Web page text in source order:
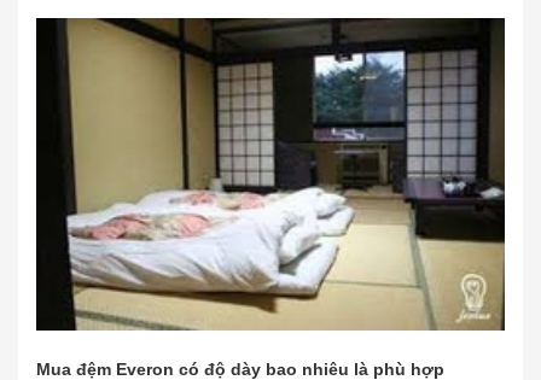
Mua đệm Everon có độ dày bao nhiêu là phù hợp